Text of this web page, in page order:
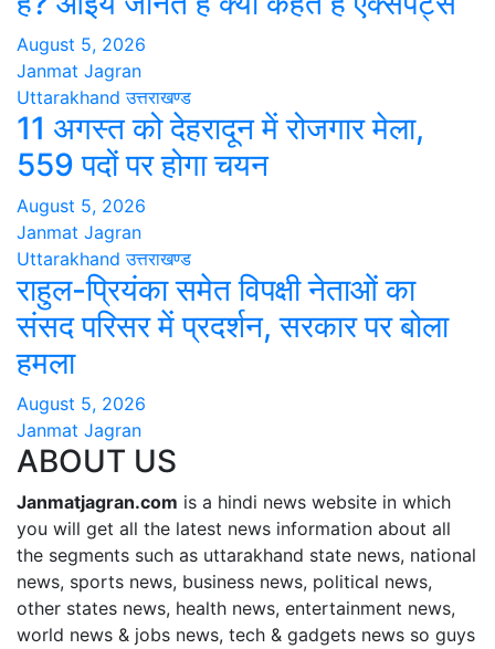
August 5, 2026
Janmat Jagran
Uttarakhand उत्तराखण्ड
11 अगस्त को देहरादून में रोजगार मेला,
559 पदों पर होगा चयन
August 5, 2026
Janmat Jagran
Uttarakhand उत्तराखण्ड
राहुल-प्रियंका समेत विपक्षी नेताओं का
संसद परिसर में प्रदर्शन, सरकार पर बोला
हमला
August 5, 2026
Janmat Jagran
ABOUT US
Janmatjagran.com is a hindi news website in which
you will get all the latest news information about all
the segments such as uttarakhand state news, national
news, sports news, business news, political news,
other states news, health news, entertainment news,
world news & jobs news, tech & gadgets news so guys